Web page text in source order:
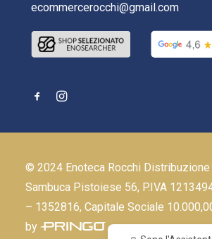
ecommercerocchi@gmail.com
© 2024 Enoteca Rocchi Distribuzione
Sambuca Pistoiese 56, P.IVA
– 1352816, Capitale Sociale
by